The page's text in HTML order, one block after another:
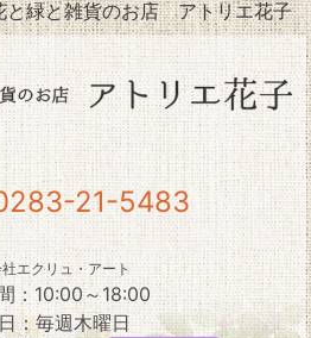
と緑と雑貨のお店 アトリエ花子
21-5483
エクリュ・アート
：10:00～18:00
：毎週木曜日